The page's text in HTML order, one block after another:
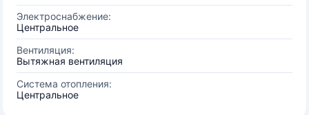
Электроснабжение:
Центральное
Вентиляция:
Вытяжная вентиляция
Система отопления:
Центральное